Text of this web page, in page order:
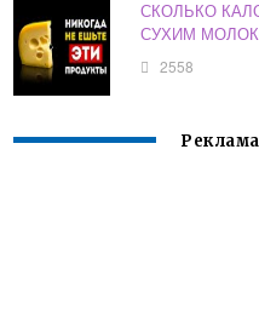
СКОЛЬКО
СУХИМ
2558
Реклама